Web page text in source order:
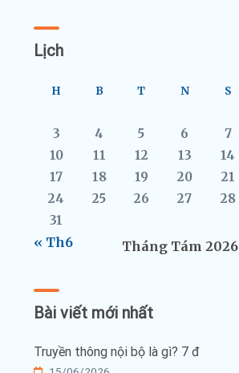
Lịch
Tháng Tám 2026
H B T N S
3
4 5 6 7
10
11 12 13 14
17
18 19 20 21
24
25 26 27 28
31
« Th6
Bài viết mới nhất
Truyền thông nội bộ là gì? 7 đ